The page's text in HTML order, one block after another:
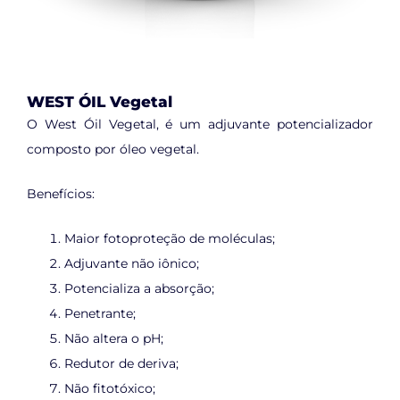
WEST ÓIL Vegetal
O West Óil Vegetal, é um adjuvante potencializador
composto por óleo vegetal.
Benefícios:
Maior fotoproteção de moléculas;
Adjuvante não iônico;
Potencializa a absorção;
Penetrante;
Não altera o pH;
Redutor de deriva;
Não fitotóxico;